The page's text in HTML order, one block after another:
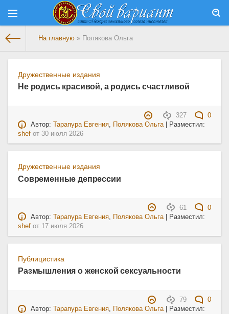
На главную » Полякова Ольга
Дружественные издания
Не родись красивой, а родись счастливой
327
0
Автор:
Тарапура Евгения, Полякова Ольга| Разместил:
shef от 30 июля 2026
Дружественные издания
Современные депрессии
61
0
Автор:Тарапура Евгения, Полякова Ольга| Разместил:
shef от 17 июля 2026
Публицистика
Размышления о женской сексуальности
79
0
Автор:
Тарапура Евгения, Полякова Ольга| Разместил: